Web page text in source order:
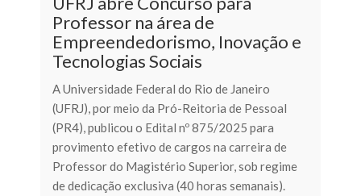
Professor na área de
Empreendedorismo, Inovação e
Tecnologias Sociais
A Universidade Federal do Rio de Janeiro
(UFRJ), por meio da Pró-Reitoria de Pessoal
(PR4), publicou o Edital nº 875/2025 para
provimento efetivo de cargos na carreira de
Professor do Magistério Superior, sob regime
de dedicação exclusiva (40 horas semanais).